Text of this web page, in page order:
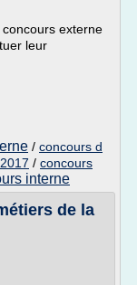
externe
leur
/ concours d
/ concours
interne
de la